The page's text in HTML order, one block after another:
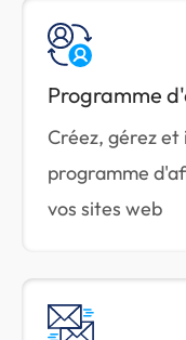
Programme
Créez, gérez
programme
vos sites web